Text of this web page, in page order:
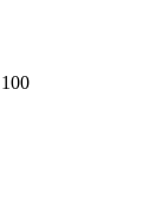
100